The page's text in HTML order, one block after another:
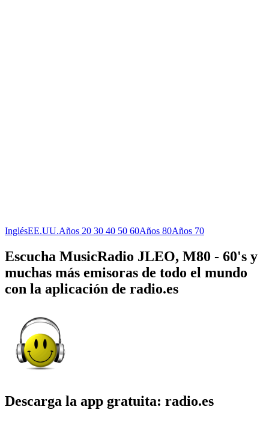
InglésEE.UU.Años 20 30 40 50 60Años 80Años 70
Escucha MusicRadio JLEO, M80 - 60's y
muchas más emisoras de todo el mundo
con la aplicación de radio.es
Descarga la app gratuita: radio.es